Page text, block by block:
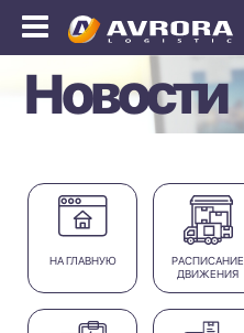
Новости
НА ГЛАВНУЮ
РАСПИСАНИЕ
ДВИЖЕНИЯ